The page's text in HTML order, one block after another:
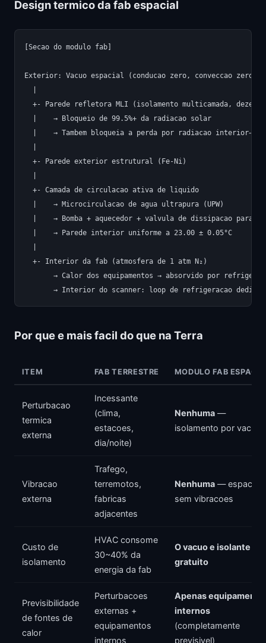
Design termico da fab espacial
[Secao do modulo fab]
Exterior: Vacuo espacial (conducao zero, conveccao zero)
+- Parede refletora MLI (isolamento multicamada,
  |    → Bloqueio de 99.5%+ da radiacao solar
|    → Tambem bloqueia a perda por radiacao
  +- Parede exterior estrutural (Fe-Ni)
  +- Camada de circulacao ativa de liquido
  |    → Microcirculacao de agua ultrapura (UPW)
|    → Bomba + aquecedor + valvula de dissipacao para
  |    → Parede interior uniforme a 23.00 ± 0.05°C
  +- Interior da fab (atmosfera de 1 atm N₂)
→ Calor dos equipamentos → absorvido por
Por que e mais facil do que na Terra
ITEM FAB TERRESTRE MODULO FAB
Perturbacao
termica
externa
Incessante
(clima,
estacoes,
dia/noite)
Nenhuma—
isolamento por vacuo
Vibracao
externa
Trafego,
terremotos,
fabricas
adjacentes
Nenhuma— espaco
sem vibracoes
Custo de
isolamento
HVAC consome
30~40% da
energia da fab
O vacuo e isolante
gratuito
Previsibilidade
de fontes de
calor
Perturbacoes
externas +
equipamentos
internos
Apenas
internos
(completamente
previsivel)